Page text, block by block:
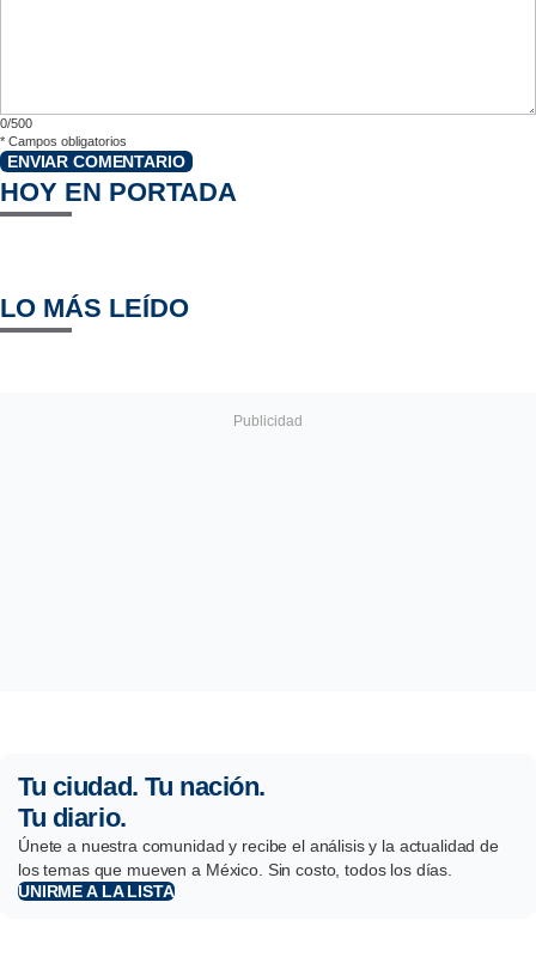
0/500
* Campos obligatorios
ENVIAR COMENTARIO
HOY EN PORTADA
LO MÁS LEÍDO
Tu ciudad. Tu nación.
Tu diario.
Únete a nuestra comunidad y recibe el análisis y la actualidad de
los temas que mueven a México. Sin costo, todos los días.
UNIRME A LA LISTA